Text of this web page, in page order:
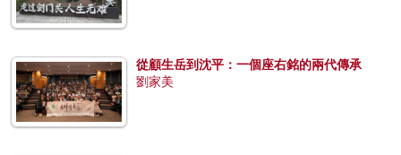
從顧生岳到沈平：一個座右銘的兩代傳承
劉家美